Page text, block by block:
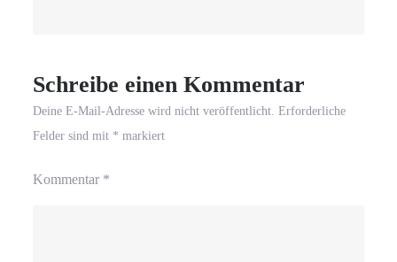
Schreibe einen Kommentar
Deine E-Mail-Adresse wird nicht veröffentlicht. Erforderliche
Felder sind mit * markiert
Kommentar *